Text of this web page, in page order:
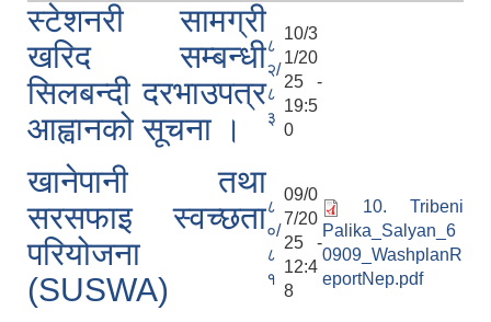
स्टेशनरी सामग्री
खरिद सम्बन्धी
सिलबन्दी दरभाउपत्र
आह्वानको सूचना ।
८
२/
८
३
10/3
1/20
25 -
19:5
0
खानेपानी तथा
सरसफाइ स्वच्छता
परियोजना
(SUSWA)
८
०/
८
१
09/0
7/20
25 -
12:4
8
10. Tribeni
Palika_Salyan_6
0909_WashplanR
eportNep.pdf